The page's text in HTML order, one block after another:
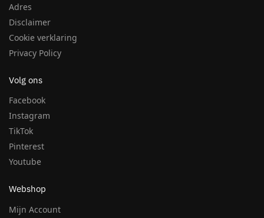
Adres
Disclaimer
Cookie verklaring
Privacy Policy
Volg ons
Facebook
Instagram
TikTok
Pinterest
Youtube
Webshop
Mijn Account